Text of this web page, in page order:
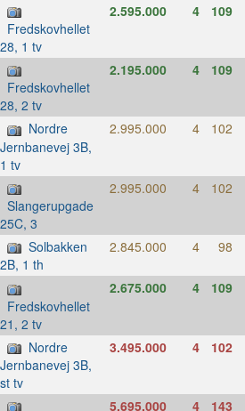
Fredskovhellet
28, 1 tv
2.595.000 4 109
Fredskovhellet
28, 2 tv
2.195.000 4 109
Nordre
Jernbanevej 3B,
1 tv
2.995.000 4 102
Slangerupgade
25C, 3
2.995.000 4 102
Solbakken
2B, 1 th
2.845.000 4 98
Fredskovhellet
21, 2 tv
2.675.000 4 109
Nordre
Jernbanevej 3B,
st tv
3.495.000 4 102
5.695.000 4 143